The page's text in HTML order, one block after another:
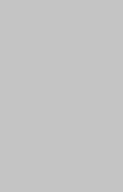
الصحية
بشكل
وتطور
من قبل